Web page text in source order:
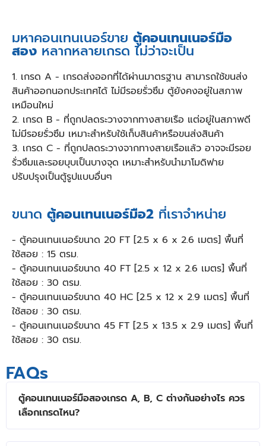
มหาคอนเทนเนอร์ขาย ตู้คอนเทนเนอร์มือ
สอง หลากหลายเกรด ไม่ว่าจะเป็น
1. เกรด A - เกรดส่งออกที่ได้ผ่านมาตรฐาน สามารถใช้ขนส่ง
สินค้าออกนอกประเทศได้ ไม่มีรอยรั่วซึม ตู้ยังคงอยู่ในสภาพ
เหมือนใหม่
2. เกรด B - ที่ถูกปลดระวางจากทางสายเรือ แต่อยู่ในสภาพดี
ไม่มีรอยรั่วซึม เหมาะสำหรับใช้เก็บสินค้าหรือขนส่งสินค้า
3. เกรด C - ที่ถูกปลดระวางจากทางสายเรือแล้ว อาจจะมีรอย
รั่วซึมและรอยบุบเป็นบางจุด เหมาะสำหรับนำมาโมดิฟาย
ปรับปรุงเป็นตู้รูปแบบอื่นๆ
ขนาด ตู้คอนเทนเนอร์มือ2 ที่เราจำหน่าย
- ตู้คอนเทนเนอร์ขนาด 20 FT [2.5 x 6 x 2.6 เมตร] พื้นที่
ใช้สอย : 15 ตรม.
- ตู้คอนเทนเนอร์ขนาด 40 FT [2.5 x 12 x 2.6 เมตร] พื้นที่
ใช้สอย : 30 ตรม.
- ตู้คอนเทนเนอร์ขนาด 40 HC [2.5 x 12 x 2.9 เมตร] พื้นที่
ใช้สอย : 30 ตรม.
- ตู้คอนเทนเนอร์ขนาด 45 FT [2.5 x 13.5 x 2.9 เมตร] พื้นที่
ใช้สอย : 30 ตรม.
FAQs
ตู้คอนเทนเนอร์มือสองเกรด A, B, C ต่างกันอย่างไร ควร
เลือกเกรดไหน?